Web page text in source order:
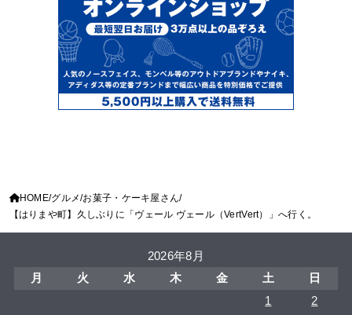
HOME グルメ お菓子・ケーキ屋さん
【はりまや町】久しぶりに「ヴェール ヴェール（VertVert）」へ行く。
2026年8月
月
火 水 木 金 土
日
1
2